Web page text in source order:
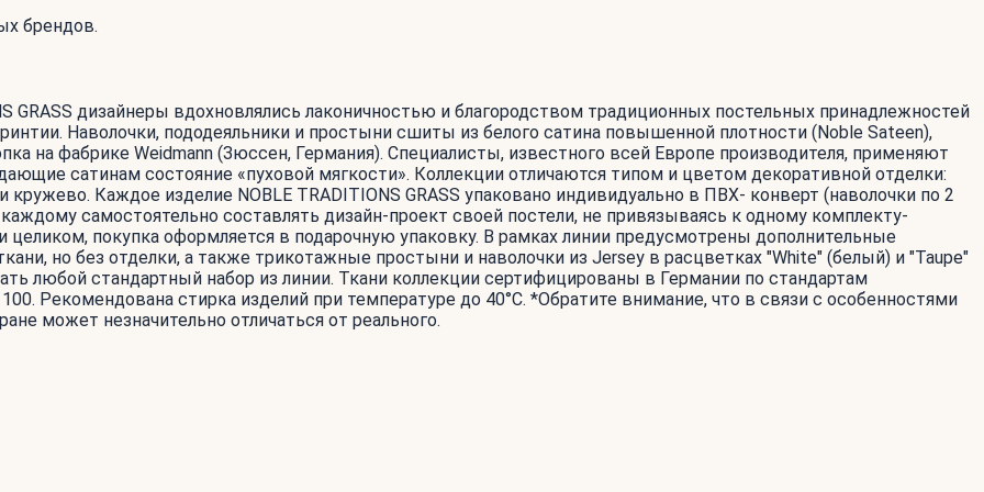
брендов.
GRASS дизайнеры вдохновлялись лаконичностью и благородством традиционных постельных принадлежностей
Наволочки, пододеяльники и простыни сшиты из белого сатина повышенной плотности (Noble Sateen),
на фабрике Weidmann (Зюссен, Германия). Специалисты, известного всей Европе производителя, применяют
сатинам состояние «пуховой мягкости». Коллекции отличаются типом и цветом декоративной отделки:
Каждое изделие NOBLE TRADITIONS GRASS упаковано индивидуально в ПВХ- конверт (наволочки по 2
самостоятельно составлять дизайн-проект своей постели, не привязываясь к одному комплекту-
целиком, покупка оформляется в подарочную упаковку. В рамках линии предусмотрены дополнительные
но без отделки, а также трикотажные простыни и наволочки из Jersey в расцветках "White" (белый) и "Taupe"
любой стандартный набор из линии. Ткани коллекции сертифицированы в Германии по стандартам
Рекомендована стирка изделий при температуре до 40°С. *Обратите внимание, что в связи с особенностями
может незначительно отличаться от реального.